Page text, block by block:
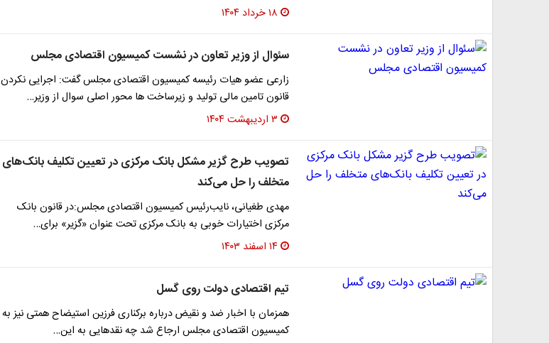
۱۸ خرداد ۱۴۰۴
سئوال از وزیر تعاون در نشست کمیسیون اقتصادی مجلس
زارعی عضو هیات رئیسه کمیسیون اقتصادی مجلس گفت: اجرایی نکردن
قانون تامین مالی تولید و زیرساخت ها محور اصلی سوال از وزیر…
۳ اردیبهشت ۱۴۰۴
تصویب طرح گزیر مشکل بانک مرکزی در تعیین تکلیف بانک‌های
متخلف را حل می‌کند
مهدی طغیانی، نایب‌رئیس کمیسیون اقتصادی مجلس:در قانون بانک
مرکزی اختیارات خوبی به بانک مرکزی تحت عنوان «گزیر» برای…
۱۴ اسفند ۱۴۰۳
تیم اقتصادی دولت روی گسل
همزمان با اخبار ضد و نقیض درباره برکناری فرزین استیضاح همتی نیز به
کمیسیون اقتصادی مجلس ارجاع شد چه نقدهایی به این…